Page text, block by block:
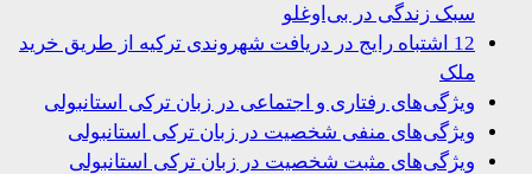
سبک زندگی در بی‌اوغلو
12 اشتباه رایج در دریافت شهروندی ترکیه از طریق خرید
ویژگی‌های رفتاری و اجتماعی در زبان ترکی استانبولی
ویژگی‌های منفی شخصیت در زبان ترکی استانبولی
ویژگی‌های مثبت شخصیت در زبان ترکی استانبولی